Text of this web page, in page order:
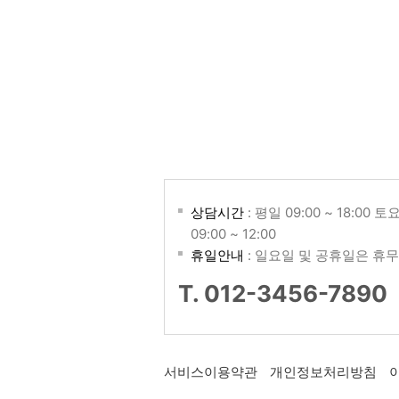
상담시간 : 평일 09:00 ~ 18:00 토
09:00 ~ 12:00
휴일안내 : 일요일 및 공휴일은 휴무
T. 012-3456-7890
서비스이용약관 개인정보처리방침